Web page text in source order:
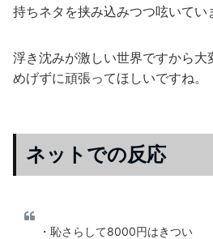
持ちネタを挟み込みつつ呟いてい
浮き沈みが激しい世界ですから大
めげずに頑張ってほしいですね。
ネットでの反応
・恥さらして8000円はきつい